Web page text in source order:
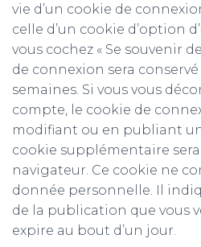
vie d’un cookie de
celle d’un cookie d’option
vous cochez « Se souvenir
de connexion sera
semaines. Si vous vous
compte, le cookie de
modifiant ou en publiant
cookie supplémentaire
navigateur. Ce cookie ne
donnée personnelle. Il
de la publication que vous
expire au bout d’un jour.